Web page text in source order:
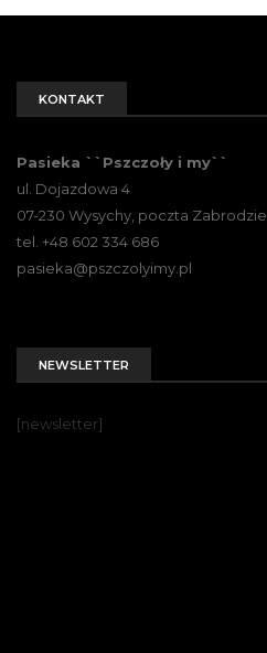
KONTAKT
Pasieka ``Pszczoły i my``
ul. Dojazdowa 4
07-230 Wysychy, poczta Zabrodzie
tel. +48 602 334 686
pasieka@pszczolyimy.pl
NEWSLETTER
[newsletter]